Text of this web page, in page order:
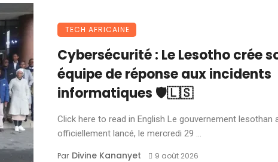
TECH AFRICAINE
Cybersécurité : Le Lesotho crée
équipe de réponse aux incidents
informatiques 🛡️🇱🇸
Click here to read in English Le gouvernement lesothan
officiellement lancé, le mercredi 29 ...
Par Divine Kananyet 9 août 2026